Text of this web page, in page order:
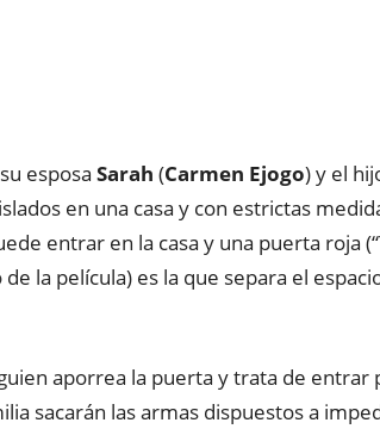
esposa Sarah (Carmen Ejogo) y el
en una casa y con estrictas
entrar en la casa y una puerta roja
la película) es la que separa el
aporrea la puerta y trata de entrar
sacarán las armas dispuestos a